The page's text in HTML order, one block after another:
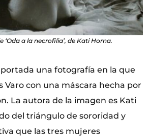
‘Oda a la necrofilia’, de Kati Horna.
portada una fotografía en la que
Varo con una máscara hecha por
La autora de la imagen es Kati
del triángulo de sororidad y
que las tres mujeres